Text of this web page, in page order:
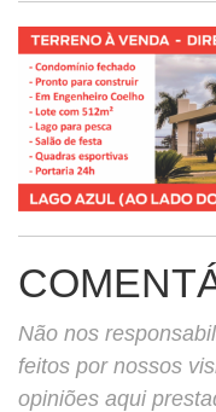
Não nos
feitos por nossos
opiniões aqui